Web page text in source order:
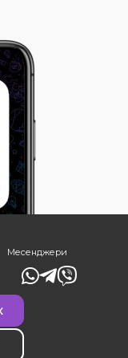
Месенджери